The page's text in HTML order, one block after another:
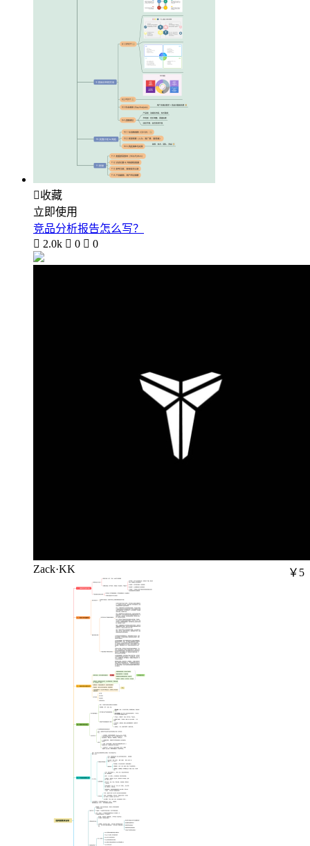
收藏
立即使用
竞品分析报告怎么写？
 2.0k  0  0
Zack·KK ￥5